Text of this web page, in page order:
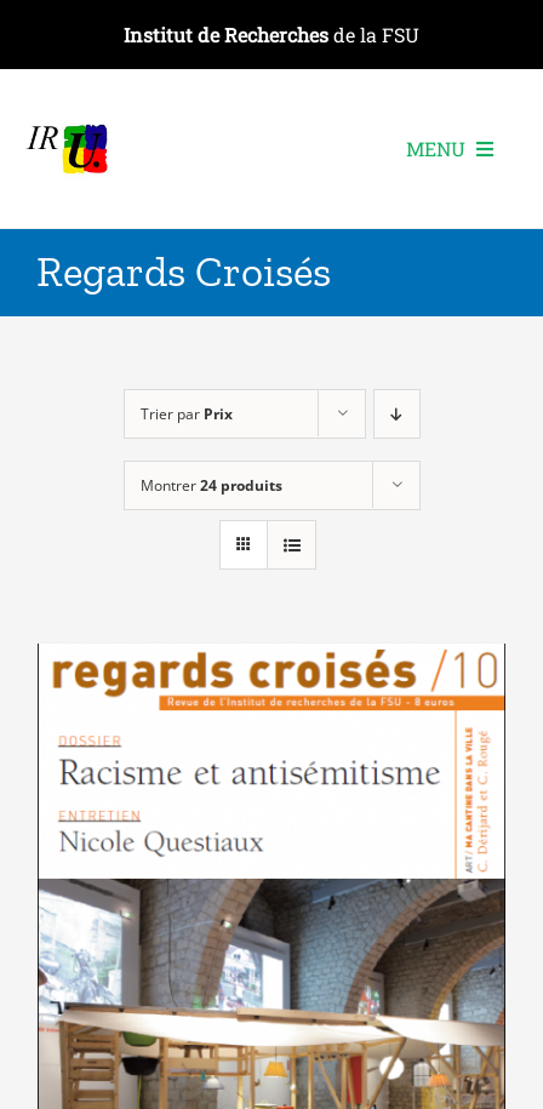
contenu
Institut de Recherchesde la FSU
MENU
Les recherches
Les événements
Regards Croisés
Trier par Prix
Montrer24 produits